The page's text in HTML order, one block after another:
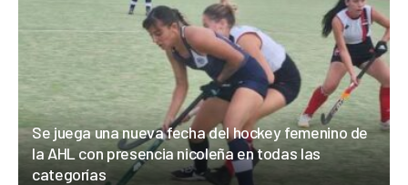
Se juega una nueva fecha del hockey femenino de
la AHL con presencia nicoleña en todas las
categorías